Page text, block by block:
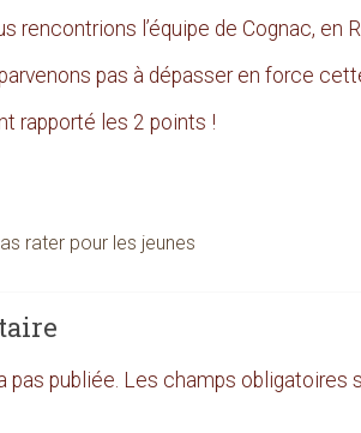
rencontrions l’équipe de Cognac, en
pas à dépasser en force
rapporté les 2 points !
rater pour les jeunes
pas publiée. Les champs obligatoires